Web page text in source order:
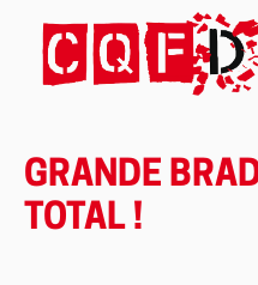
GRANDE
TOTAL !